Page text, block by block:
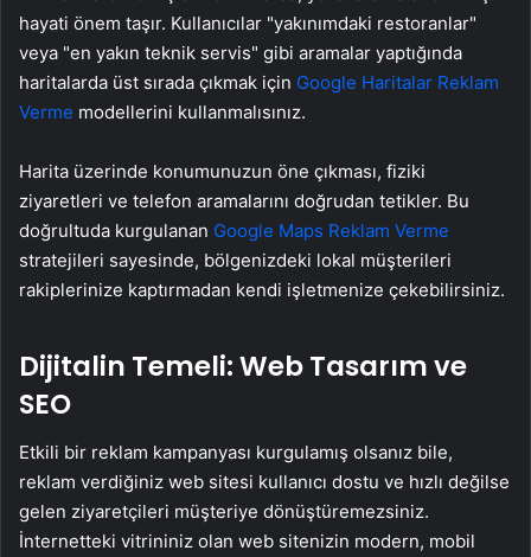
hayati önem taşır. Kullanıcılar "yakınımdaki restoranlar"
veya "en yakın teknik servis" gibi aramalar yaptığında
haritalarda üst sırada çıkmak için Google Haritalar Reklam
Verme modellerini kullanmalısınız.
Harita üzerinde konumunuzun öne çıkması, fiziki
ziyaretleri ve telefon aramalarını doğrudan tetikler. Bu
doğrultuda kurgulanan Google Maps Reklam Verme
stratejileri sayesinde, bölgenizdeki lokal müşterileri
rakiplerinize kaptırmadan kendi işletmenize çekebilirsiniz.
Dijitalin Temeli: Web Tasarım ve
SEO
Etkili bir reklam kampanyası kurgulamış olsanız bile,
reklam verdiğiniz web sitesi kullanıcı dostu ve hızlı değilse
gelen ziyaretçileri müşteriye dönüştüremezsiniz.
İnternetteki vitrininiz olan web sitenizin modern, mobil